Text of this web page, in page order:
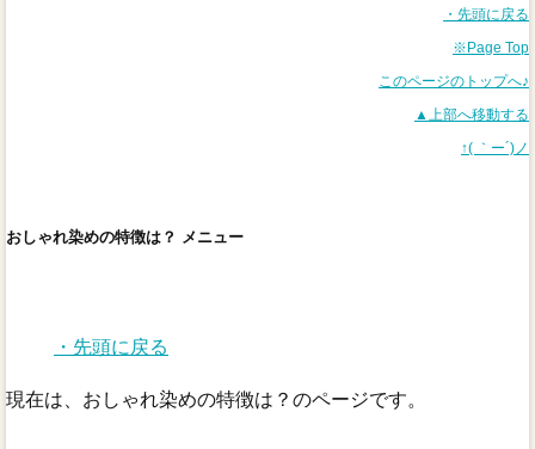
・先頭に戻る
※Page Top
このページのトップへ♪
▲上部へ移動する
↑( ｀ー´)ノ
おしゃれ染めの特徴は？ メニュー
・先頭に戻る
現在は、おしゃれ染めの特徴は？のページです。